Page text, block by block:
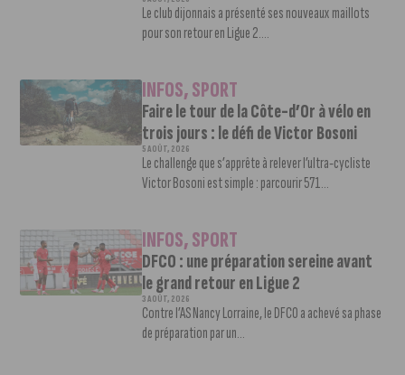
Le club dijonnais a présenté ses nouveaux maillots
pour son retour en Ligue 2....
INFOS,SPORT
Faire le tour de la Côte-d’Or à vélo en
trois jours : le défi de Victor Bosoni
5 AOÛT, 2026
Le challenge que s’apprête à relever l’ultra-cycliste
Victor Bosoni est simple : parcourir 571...
INFOS,SPORT
DFCO : une préparation sereine avant
le grand retour en Ligue 2
3 AOÛT, 2026
Contre l’AS Nancy Lorraine, le DFCO a achevé sa phase
de préparation par un...